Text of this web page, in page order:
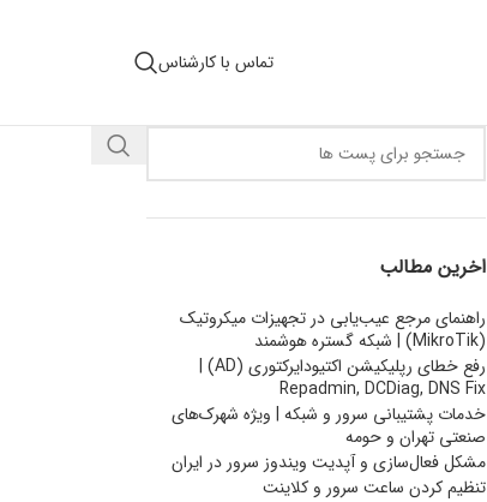
تماس با کارشناس
اخرین مطالب
راهنمای مرجع عیب‌یابی در تجهیزات میکروتیک
(MikroTik) | شبکه گستره هوشمند
رفع خطای رپلیکیشن اکتیودایرکتوری (AD) |
Repadmin, DCDiag, DNS Fix
خدمات پشتیبانی سرور و شبکه | ویژه شهرک‌های
صنعتی تهران و حومه
مشکل فعال‌سازی و آپدیت ویندوز سرور در ایران
تنظیم کردن ساعت سرور و کلاینت